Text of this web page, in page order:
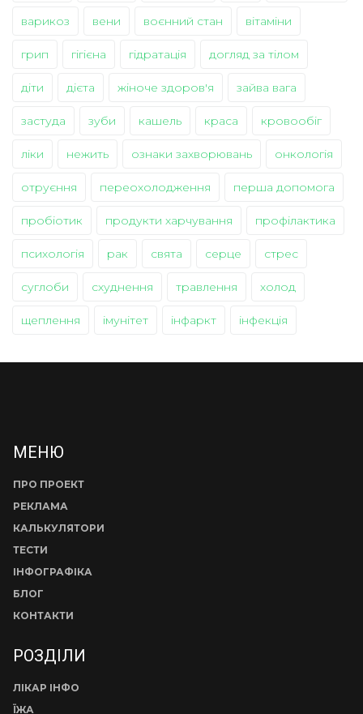
варикоз вени воєнний стан вітаміни
грип гігієна гідратація догляд за тілом
діти дієта жіноче здоров'я зайва вага
застуда зуби кашель краса кровообіг
ліки нежить ознаки захворювань онкологія
отруєння переохолодження перша допомога
пробіотик продукти харчування профілактика
психологія рак свята серце стрес
суглоби схуднення травлення холод
щеплення імунітет інфаркт інфекція
МЕНЮ
ПРО ПРОЕКТ
РЕКЛАМА
КАЛЬКУЛЯТОРИ
ТЕСТИ
ІНФОГРАФІКА
БЛОГ
КОНТАКТИ
РОЗДІЛИ
ЛІКАР ІНФО
ЇЖА